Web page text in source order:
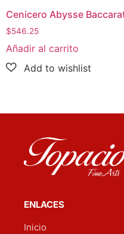
Cenicero Abysse
$546.25
Añadir al carrito
ENLACES
Inicio